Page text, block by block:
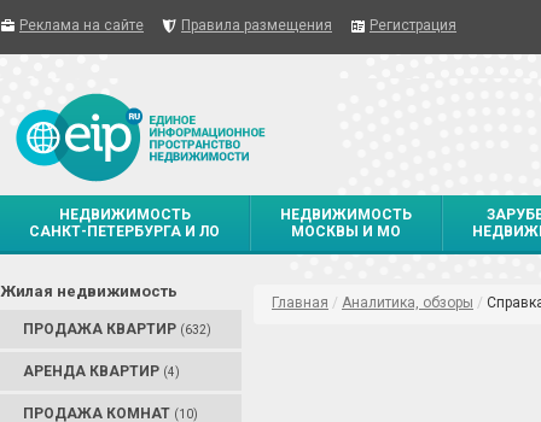
Реклама на сайте Правила размещения Регистрация
НЕДВИЖИМОСТЬ
САНКТ-ПЕТЕРБУРГА И ЛО
НЕДВИЖИМОСТЬ
МОСКВЫ И МО
Жилая недвижимость
ПРОДАЖА КВАРТИР (632)
АРЕНДА КВАРТИР (4)
ПРОДАЖА КОМНАТ (10)
Главная / Аналитика, обзоры /